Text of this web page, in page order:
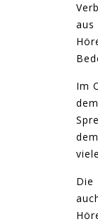
aus
Im
Die